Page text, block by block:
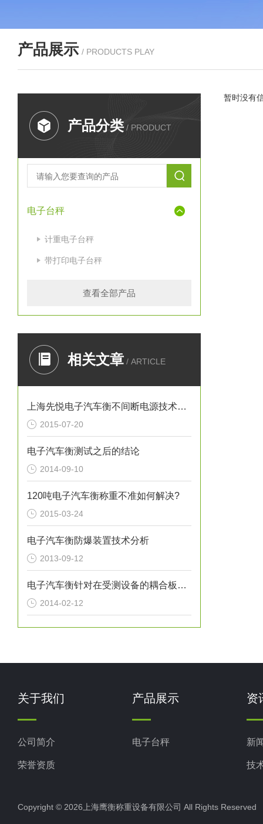
产品展示 / PRODUCTS PLAY
产品分类 / PRODUCT
电子台秤
计重电子台秤
带打印电子台秤
查看全部产品
相关文章 / ARTICLE
上海先悦电子汽车衡不间断电源技术说明
2015-07-20
电子汽车衡测试之后的结论
2014-09-10
120吨电子汽车衡称重不准如何解决?
2015-03-24
电子汽车衡防爆装置技术分析
2013-09-12
电子汽车衡针对在受测设备的耦合板放电
2014-02-12
暂时没有
关于我们
公司简介
荣誉资质
产品展示
电子台秤
资
新
技
Copyright © 2026上海鹰衡称重设备有限公司 All Rights